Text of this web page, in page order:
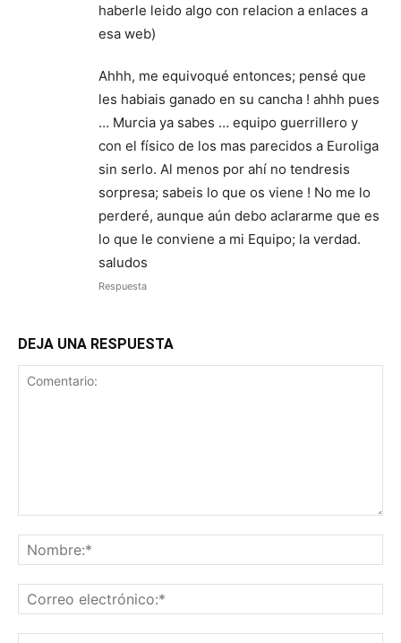
haberle leido algo con relacion a enlaces a
esa web)
Ahhh, me equivoqué entonces; pensé que
les habiais ganado en su cancha ! ahhh pues
… Murcia ya sabes … equipo guerrillero y
con el físico de los mas parecidos a Euroliga
sin serlo. Al menos por ahí no tendresis
sorpresa; sabeis lo que os viene ! No me lo
perderé, aunque aún debo aclararme que es
lo que le conviene a mi Equipo; la verdad.
saludos
Respuesta
DEJA UNA RESPUESTA